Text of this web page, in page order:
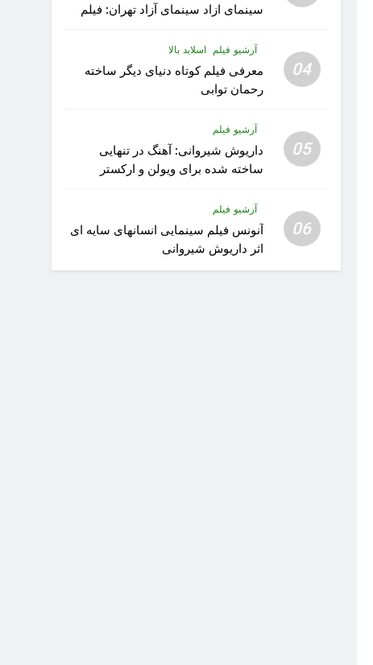
سینمای ازاد سینمای آزاد تهران: فیلم
04
آرشیو فیلم اسلاید بالا
معرفی فیلم کوتاه دنیای دیگر ساخته
رحمان توابی
05
آرشیو فیلم
داریوش شیروانی: آهنگ در تنهایی
ساخته شده برای ویولن و ارکستر
06
آرشیو فیلم
آنونس فیلم سینمایی انسانهای سایه ای
اثر داریوش شیروانی